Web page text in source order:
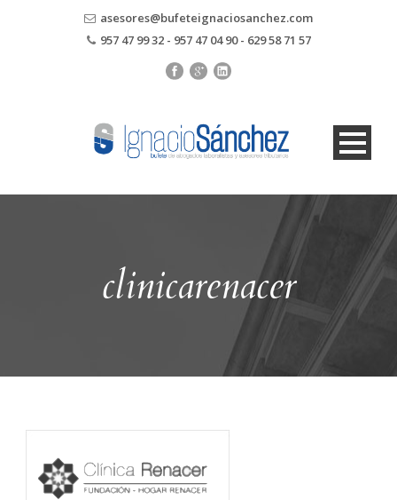
asesores@bufeteignaciosanchez.com
957 47 99 32 - 957 47 04 90 - 629 58 71 57
clinicarenacer